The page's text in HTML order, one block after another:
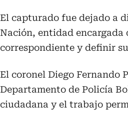
El capturado fue dejado a
Nación, entidad
correspondiente y definir
El coronel Diego Fernando
Departamento de Policía
ciudadana y el trabajo